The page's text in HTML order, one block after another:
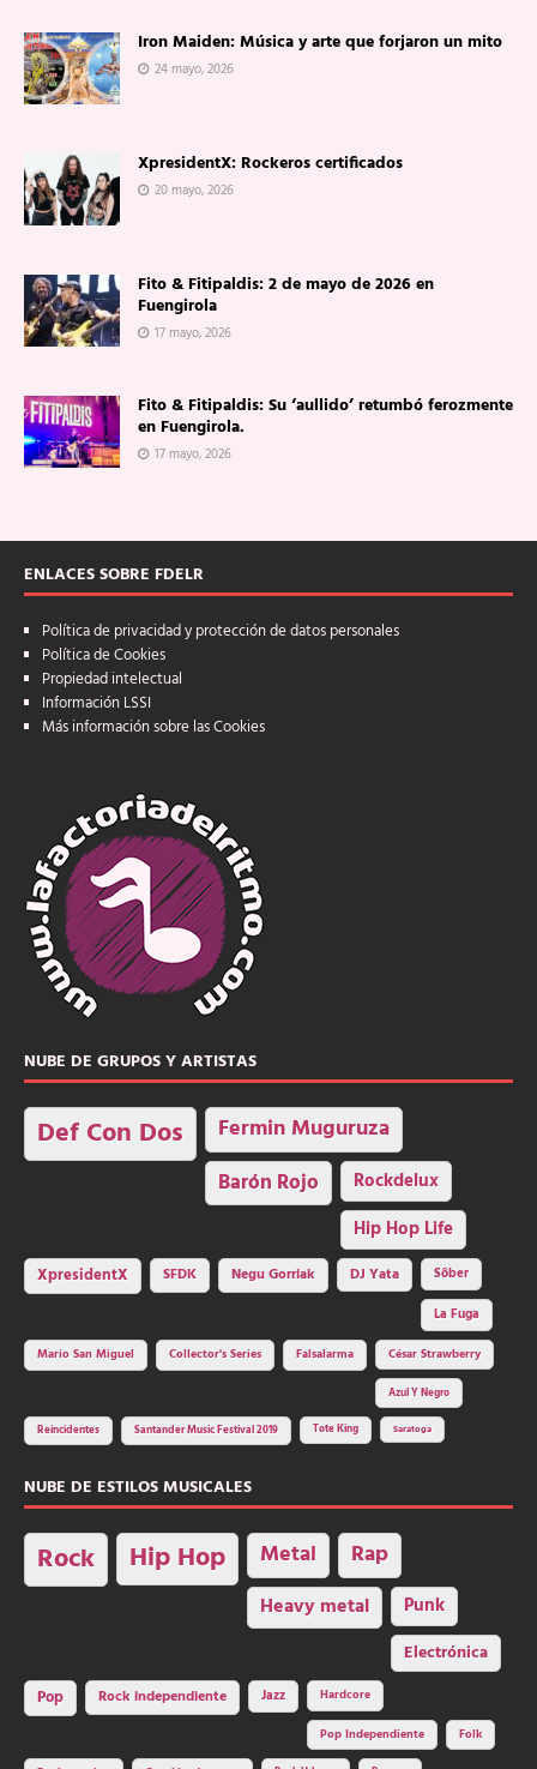
Iron Maiden: Música y arte que forjaron un mito
24 mayo, 2026
XpresidentX: Rockeros certificados
20 mayo, 2026
Fito & Fitipaldis: 2 de mayo de 2026 en
Fuengirola
17 mayo, 2026
Fito & Fitipaldis: Su ‘aullido’ retumbó ferozmente
en Fuengirola.
17 mayo, 2026
ENLACES SOBRE FDELR
Política de privacidad y protección de datos personales
Política de Cookies
Propiedad intelectual
Información LSSI
Más información sobre las Cookies
NUBE DE GRUPOS Y ARTISTAS
Def Con Dos Fermin Muguruza
Barón Rojo Rockdelux
Hip Hop Life
XpresidentX SFDK Negu Gorriak DJ Yata
Sôber
La Fuga
Mario San Miguel
Collector's Series Falsalarma César Strawberry
Azul Y Negro
Reincidentes Santander Music Festival 2019 Tote King Saratoga
NUBE DE ESTILOS MUSICALES
Rock Hip Hop Metal Rap
Heavy metal Punk
Electrónica
Pop Rock independiente Jazz Hardcore
Pop Independiente Folk